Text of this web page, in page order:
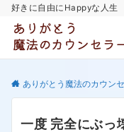
好きに自由にHappyな人生
ありがとう魔法のカウン
一度 完全にぶっ